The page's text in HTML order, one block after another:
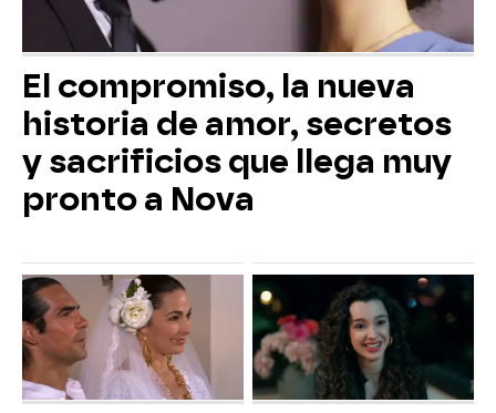
El compromiso, la nueva
historia de amor, secretos
y sacrificios que llega muy
pronto a Nova